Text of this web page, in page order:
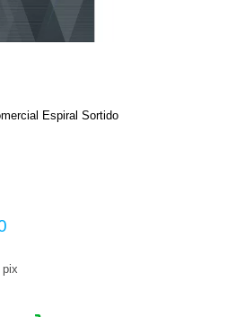
Espiral Sortido
no pix